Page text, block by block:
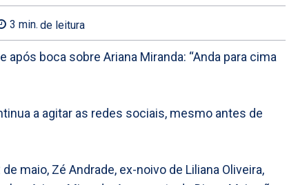
3 min. de leitura
após boca sobre Ariana Miranda: “Anda para cima
a agitar as redes sociais, mesmo antes de
maio, Zé Andrade, ex-noivo de Liliana Oliveira,